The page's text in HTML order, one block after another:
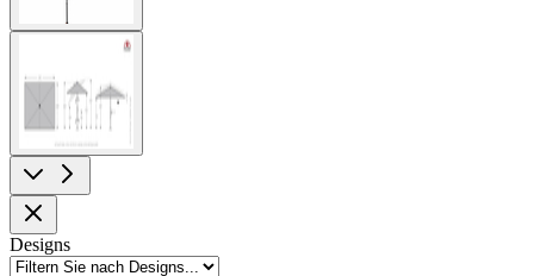
image
Produktoptionen
Designs